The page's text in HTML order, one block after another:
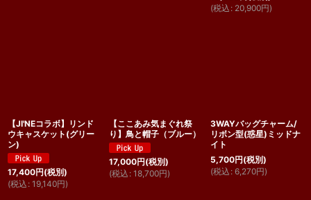
(税込 : 20,900円)
【JI'NEコラボ】リンド
ウキャスケット(グリー
ン)
17,400円(税別)
(税込 : 19,140円)
【ここあみ気まぐれ祭
り】鳥と帽子（ブルー）
17,000円(税別)
(税込 : 18,700円)
3WAYバッグチャーム/
リボン型(惑星)ミッドナ
イト
5,700円(税別)
(税込 : 6,270円)